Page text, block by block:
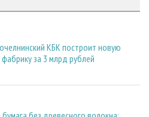
КБК построит новую
за 3 млрд рублей